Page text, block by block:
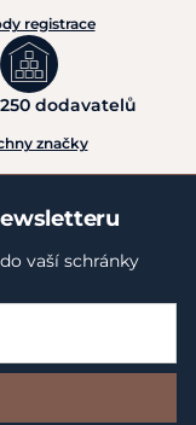
registrace
dodavatelů
značky
vaší schránky